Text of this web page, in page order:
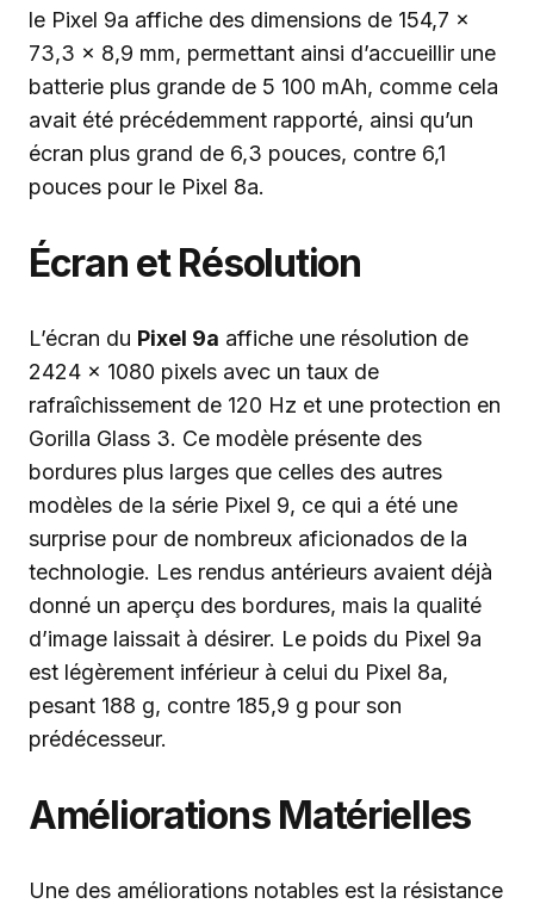
le Pixel 9a affiche des dimensions de 154,7 x
73,3 x 8,9 mm, permettant ainsi d’accueillir une
batterie plus grande de 5 100 mAh, comme cela
avait été précédemment rapporté, ainsi qu’un
écran plus grand de 6,3 pouces, contre 6,1
pouces pour le Pixel 8a.
Écran et Résolution
L’écran du Pixel 9a affiche une résolution de
2424 x 1080 pixels avec un taux de
rafraîchissement de 120 Hz et une protection en
Gorilla Glass 3. Ce modèle présente des
bordures plus larges que celles des autres
modèles de la série Pixel 9, ce qui a été une
surprise pour de nombreux aficionados de la
technologie. Les rendus antérieurs avaient déjà
donné un aperçu des bordures, mais la qualité
d’image laissait à désirer. Le poids du Pixel 9a
est légèrement inférieur à celui du Pixel 8a,
pesant 188 g, contre 185,9 g pour son
prédécesseur.
Améliorations Matérielles
Une des améliorations notables est la résistance